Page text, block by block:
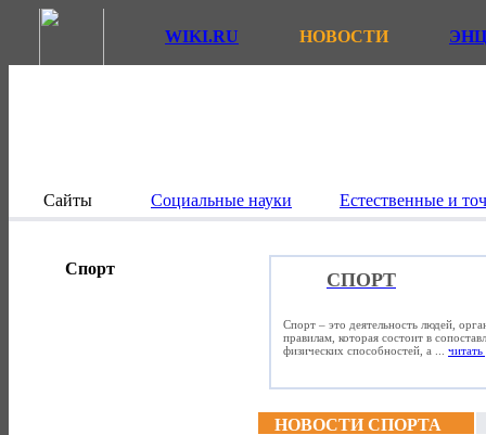
WIKI.RU НОВОСТИ
Сайты Социальные науки Естественные и
Спорт
СПОРТ
Спорт – это деятельность людей,
правилам, которая состоит в
физических способностей, а ... читать
НОВОСТИ СПОРТА